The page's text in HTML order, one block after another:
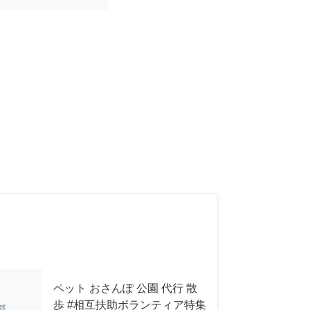
ペット おさんぽ 公園 代行 散
歩 #相互扶助ボランティア特集